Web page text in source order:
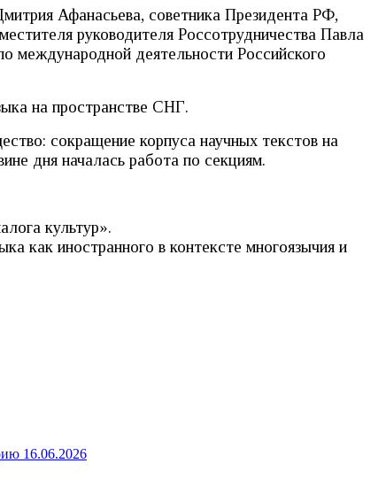
Афанасьева, советника Президента РФ,
руководителя Россотрудничества Павла
международной деятельности Российского
на пространстве СНГ.
сокращение корпуса научных текстов на
дня началась работа по секциям.
культур».
как иностранного в контексте многоязычия и
16.06.2026